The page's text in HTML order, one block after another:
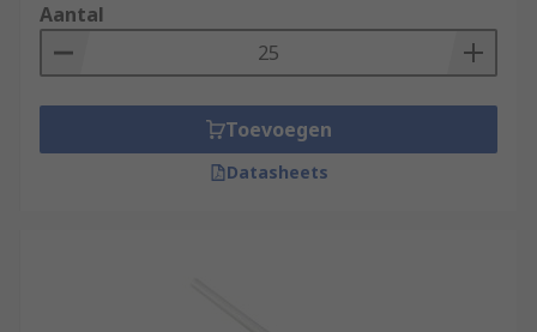
Aantal
Toevoegen
Datasheets